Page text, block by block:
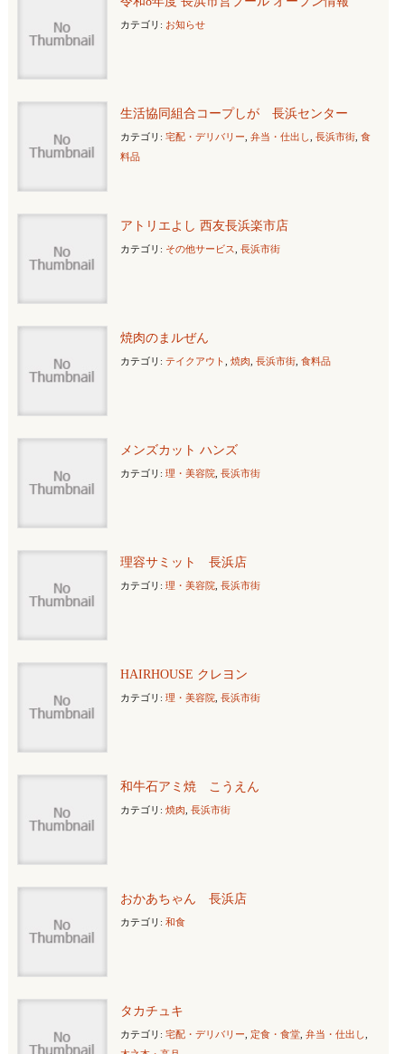
カテゴリ: お知らせ
生活協同組合コープしが 長浜センター
カテゴリ: 宅配・デリバリー 弁当・仕出し 長浜市街, 食
料品
アトリエよし 西友長浜楽市店
カテゴリ: その他サービス 長浜市街
焼肉のまルぜん
カテゴリ: テイクアウト 焼肉 長浜市街, 食料品
メンズカット ハンズ
カテゴリ: 理・美容院, 長浜市街
理容サミット 長浜店
カテゴリ: 理・美容院, 長浜市街
HAIRHOUSE クレヨン
カテゴリ: 理・美容院, 長浜市街
和牛石アミ焼 こうえん
カテゴリ: 焼肉 長浜市街
おかあちゃん 長浜店
カテゴリ: 和食
タカチュキ
カテゴリ: 宅配・デリバリー 定食・食堂, 弁当・仕出し